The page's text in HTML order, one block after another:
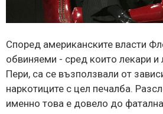
Според американските власти
обвиняеми - сред които лекари и
Пери, са се възползвали от
наркотиците с цел печалба.
именно това е довело до